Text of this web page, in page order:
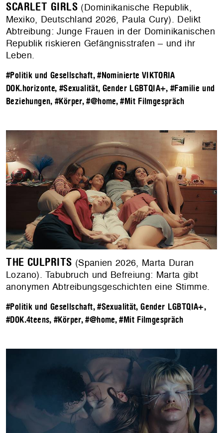
SCARLET GIRLS (Dominikanische Republik,
Mexiko, Deutschland 2026, Paula Cury). Delikt
Abtreibung: Junge Frauen in der Dominikanischen
Republik riskieren Gefängnisstrafen – und ihr
Leben.
#Politik und Gesellschaft,#Nominierte VIKTORIA
DOK.horizonte, #Sexualität, Gender LGBTQIA+,#Familie und
Beziehungen,#Körper,#@home,#Mit Filmgespräch
THE CULPRITS (Spanien 2026, Marta Duran
Lozano). Tabubruch und Befreiung: Marta gibt
anonymen Abtreibungsgeschichten eine Stimme.
#Politik und Gesellschaft,#Sexualität, Gender LGBTQIA+,
#DOK.4teens,#Körper,#@home,#Mit Filmgespräch